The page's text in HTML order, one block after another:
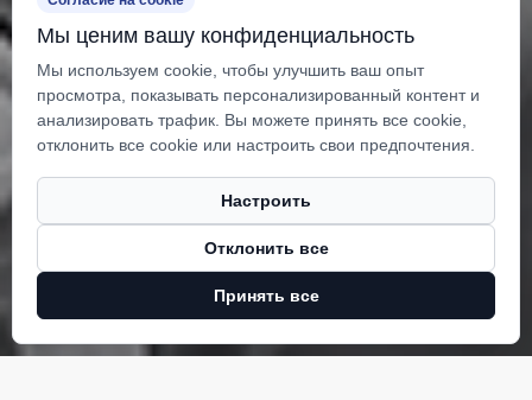
Мы ценим вашу конфиденциальность
Мы используем cookie, чтобы улучшить ваш опыт
просмотра, показывать персонализированный контент и
анализировать трафик. Вы можете принять все cookie,
отклонить все cookie или настроить свои предпочтения.
Настроить
Отклонить все
Принять все